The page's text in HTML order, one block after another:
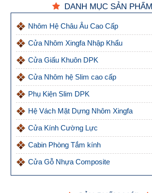
DANH MỤC SẢN PHẨM
Nhôm Hệ Châu Âu Cao Cấp
Cửa Nhôm Xingfa Nhập Khẩu
Cửa Giấu Khuôn DPK
Cửa Nhôm hệ Slim cao cấp
Phụ Kiện Slim DPK
Hệ Vách Mặt Dựng Nhôm Xingfa
Cửa Kính Cường Lực
Cabin Phòng Tắm kính
Cửa Gỗ Nhựa Composite